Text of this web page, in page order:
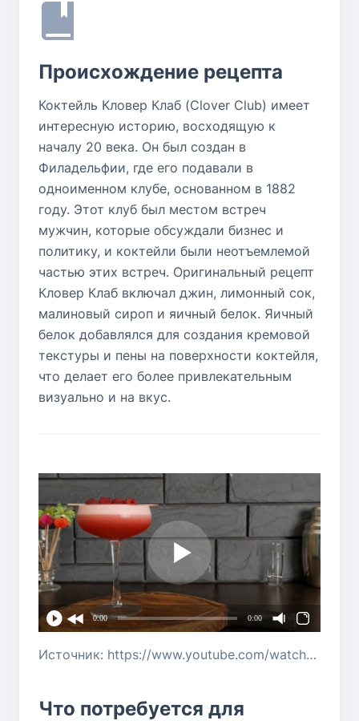
Происхождение рецепта
Коктейль Кловер Клаб (Clover Club) имеет
интересную историю, восходящую к
началу 20 века. Он был создан в
Филадельфии, где его подавали в
одноименном клубе, основанном в 1882
году. Этот клуб был местом встреч
мужчин, которые обсуждали бизнес и
политику, и коктейли были неотъемлемой
частью этих встреч. Оригинальный рецепт
Кловер Клаб включал джин, лимонный сок,
малиновый сироп и яичный белок. Яичный
белок добавлялся для создания кремовой
текстуры и пены на поверхности коктейля,
что делает его более привлекательным
визуально и на вкус.
0:00 0:00
Источник: https://www.youtube.com/watch?v=9PAiVO7mpts
Что потребуется для